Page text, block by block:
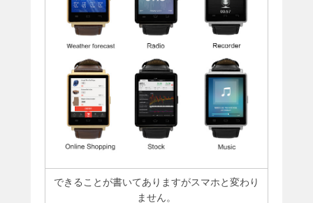
できることが書いてありますがスマホと変わり
ません。